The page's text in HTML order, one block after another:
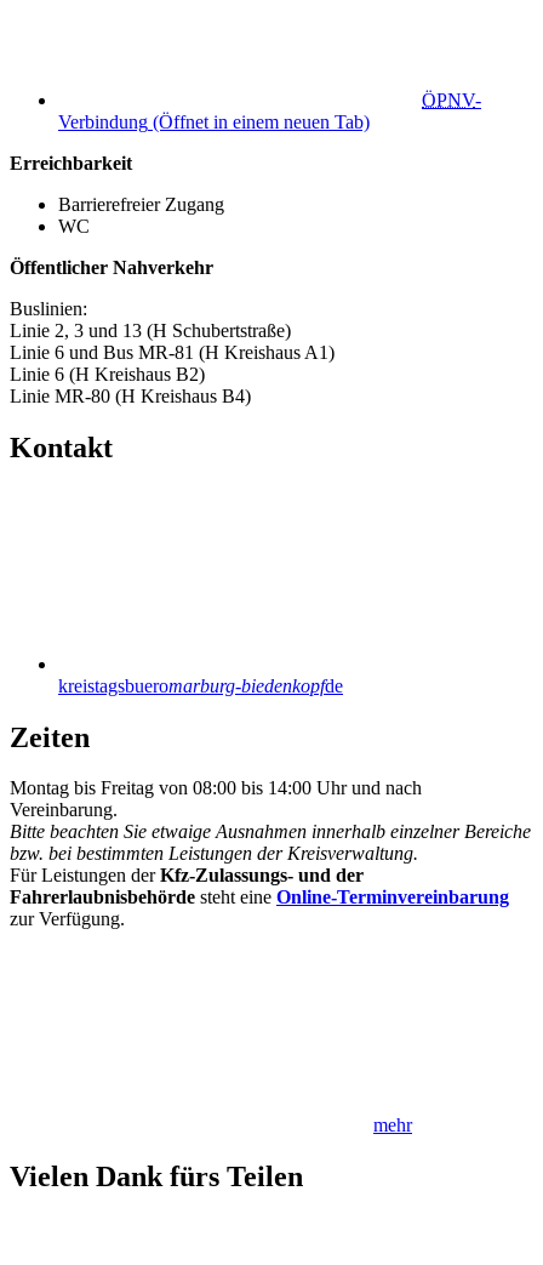
ÖPNV-
Verbindung (Öffnet in einem neuen Tab)
Erreichbarkeit
Barrierefreier Zugang
WC
Öffentlicher Nahverkehr
Buslinien:
Linie 2, 3 und 13 (H Schubertstraße)
Linie 6 und Bus MR-81 (H Kreishaus A1)
Linie 6 (H Kreishaus B2)
Linie MR-80 (H Kreishaus B4)
Kontakt
kreistagsbueromarburg-biedenkopfde
Zeiten
Montag bis Freitag von 08:00 bis 14:00 Uhr und nach
Vereinbarung.
Bitte beachten Sie etwaige Ausnahmen innerhalb einzelner Bereiche
bzw. bei bestimmten Leistungen der Kreisverwaltung.
Für Leistungen derKfz-Zulassungs- und der
Fahrerlaubnisbehörde steht eine Online-Terminvereinbarung
zur Verfügung.
mehr
Vielen Dank fürs Teilen